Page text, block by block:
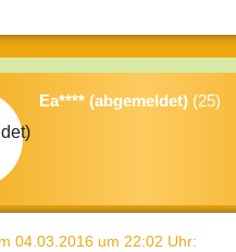
Ea**** (abgemeldet) (25)
04.03.2016 um 22:02 Uhr: